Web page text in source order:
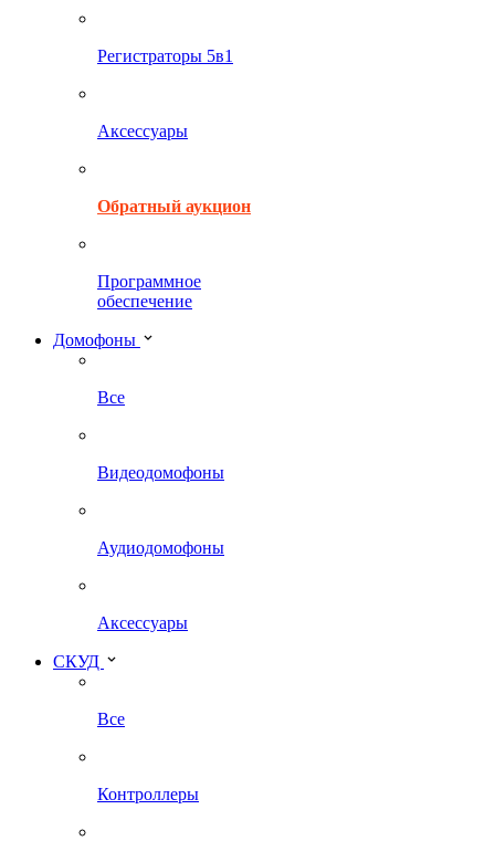
Регистраторы 5в1
Аксессуары
Обратный аукцион
Программное
обеспечение
Домофоны
Все
Видеодомофоны
Аудиодомофоны
Аксессуары
СКУД
Все
Контроллеры